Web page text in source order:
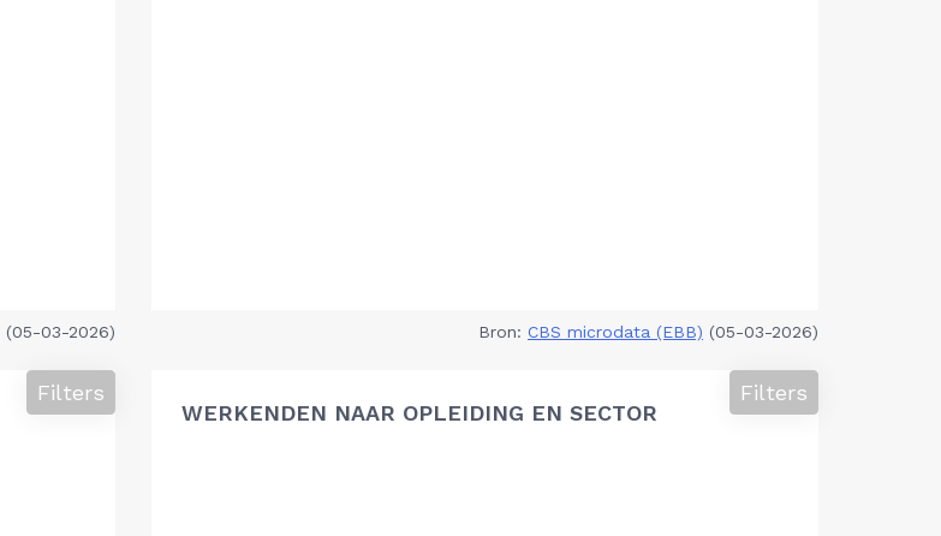
(05-03-2026) Bron: CBS microdata (EBB) (05-03-2026)
Filters
WERKENDEN NAAR OPLEIDING EN SECTOR
Filters